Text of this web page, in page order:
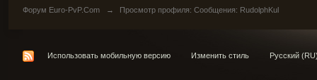
Форум Euro-PvP.Com → Просмотр профиля: Сообщения: RudolphKul
Использовать мобильную версию Изменить стиль Русский